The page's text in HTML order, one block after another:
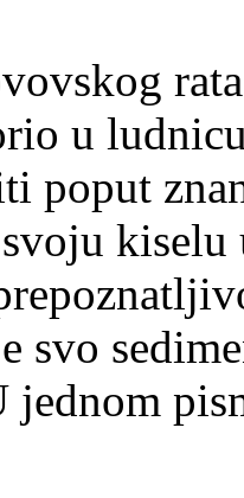
u
poput
svo
jednom